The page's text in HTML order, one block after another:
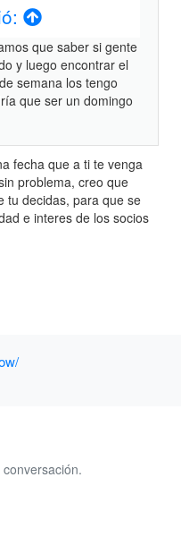
que saber si gente
y luego encontrar el
semana los tengo
que ser un domingo
fecha que a ti te venga
problema, creo que
tu decidas, para que se
e interes de los socios